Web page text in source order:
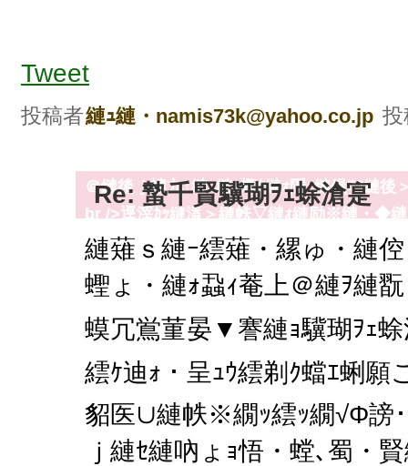
帙ｓ縺後∽ｸ峨°譛井ｽ阪□縺ｨ諤昴＞縺ｾ縺吶
繧らｶｺ鮗励〒蛛･蠎ｷ縺昴≧縺ｧ縺吶・br />
￥縺ｧ縺阪※縲√ヨ繧､繝ｬ繧ゅ☆縺占ｦ壹∴縺
＠縺後ｊ螻九↑縺ｮ縺ｧ蟶ｸ縺ｫ隱ｰ縺倶ｺｺ縺
br />逕滓ｶｯ縺溘＞縺帙▽縺ｫ縺励※縺・◆
∪縺吶・br />縺ゅ→縲∝・逵溘↑縺ｩ霑第ｳ
励∪縺吶・#111111
Tweet
投稿者縺ｭ縺・namis73k@yahoo.co.jp 投
Re: 蟄千賢驥瑚ｦｪ蜍滄寔
縺薙ｓ縺ｰ繧薙・縲ゅ・縺
蟶ょ・縺ｫ蝨ｨ菴上＠縺ｦ縺
蟆冗鴬菫晏▼謇縺ｮ驥瑚ｦｪ
繧ｹ迪ｫ・呈ｭｳ繧剃ｸ蟷ｴ蜊
貂医∪縺帙※繝ｯ繧ｯ繝√Φ謗
ｊ縺ｾ縺吶ょｮ悟・螳､蜀・